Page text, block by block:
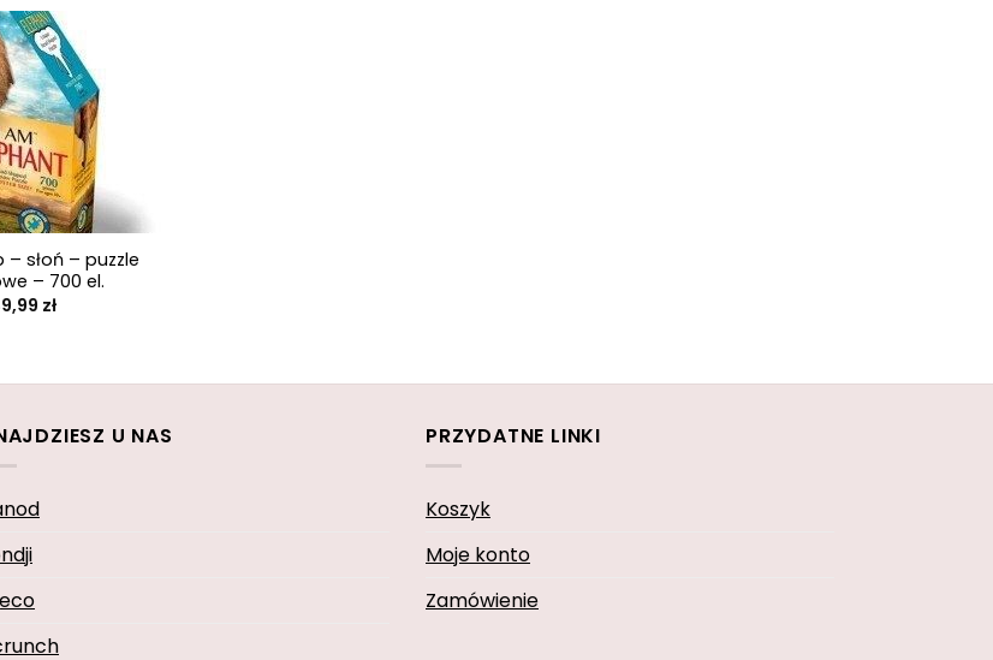
słoń – puzzle
– 700 el.
zł
U NAS PRZYDATNE LINKI
Koszyk
Moje konto
Zamówienie